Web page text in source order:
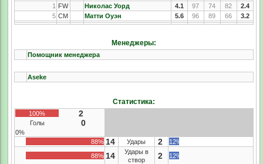
1 FW Николас Уорд 4.1 97 74 82
2.4
5 CM Матти Оуэн 5.6 96 89 66 3.2
Менеджеры:
Помощник менеджера
Aseke
Статистика:
100% 2
Голы 0
0%
88% 14 Удары 2
12%
88% 14
Удары в
створ
2
12%